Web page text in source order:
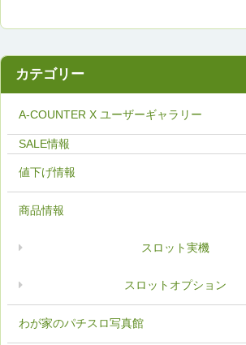
カテゴリー
A-COUNTER X ユーザーギャラリー
わが家のパチスロ写真館
値下げ情報
商品情報
スロットオプション
スロット実機